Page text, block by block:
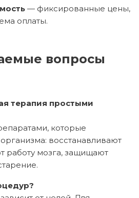
— фиксированные цены,
оплаты.
терапия простыми
которые
восстанавливают
работу мозга, защищают